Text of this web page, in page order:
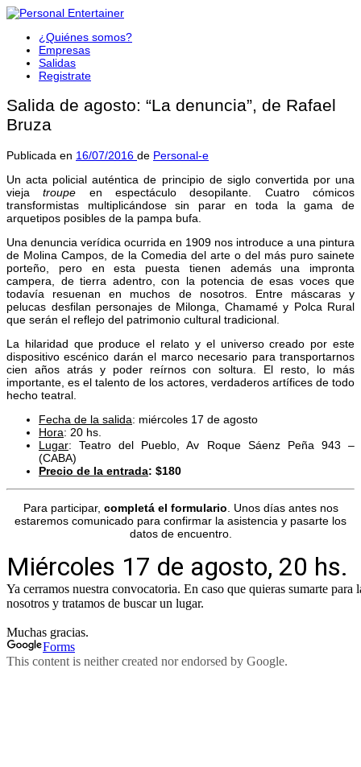
¿Quiénes somos?
Empresas
Salidas
Registrate
Salida de agosto: “La denuncia”, de Rafael
Bruza
Publicada en 16/07/2016 de Personal-e
Un acta policial auténtica de principio de siglo convertida por una
viejatroupe en espectáculo desopilante. Cuatro cómicos
transformistas multiplicándose sin parar en toda la gama de
arquetipos posibles de la pampa bufa.
Una denuncia verídica ocurrida en 1909 nos introduce a una pintura
de Molina Campos, de la Comedia del arte o del más puro sainete
porteño, pero en esta puesta tienen además una impronta
campera, de tierra adentro, con la potencia de esas voces que
todavía resuenan en muchos de nosotros. Entre máscaras y
pelucas desfilan personajes de Milonga, Chamamé y Polca Rural
que serán el reflejo del patrimonio cultural tradicional.
La hilaridad que produce el relato y el universo creado por este
dispositivo escénico darán el marco necesario para transportarnos
cien años atrás y poder reírnos con soltura. El resto, lo más
importante, es el talento de los actores, verdaderos artífices de todo
hecho teatral.
Fecha de la salida: miércoles 17 de agosto
Hora: 20 hs.
Lugar: Teatro del Pueblo, Av Roque Sáenz Peña 943 –
(CABA)
Precio de la entrada: $180
Para participar, completá el formulario . Unos días antes nos
estaremos comunicado para confirmar la asistencia y pasarte los
datos de encuentro.